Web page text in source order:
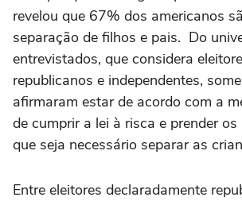
revelou que 67% dos americanos
separação de filhos e pais. Do
entrevistados, que considera
republicanos e independentes,
afirmaram estar de acordo com a
de cumprir a lei à risca e prender
que seja necessário separar as
Entre eleitores declaradamente